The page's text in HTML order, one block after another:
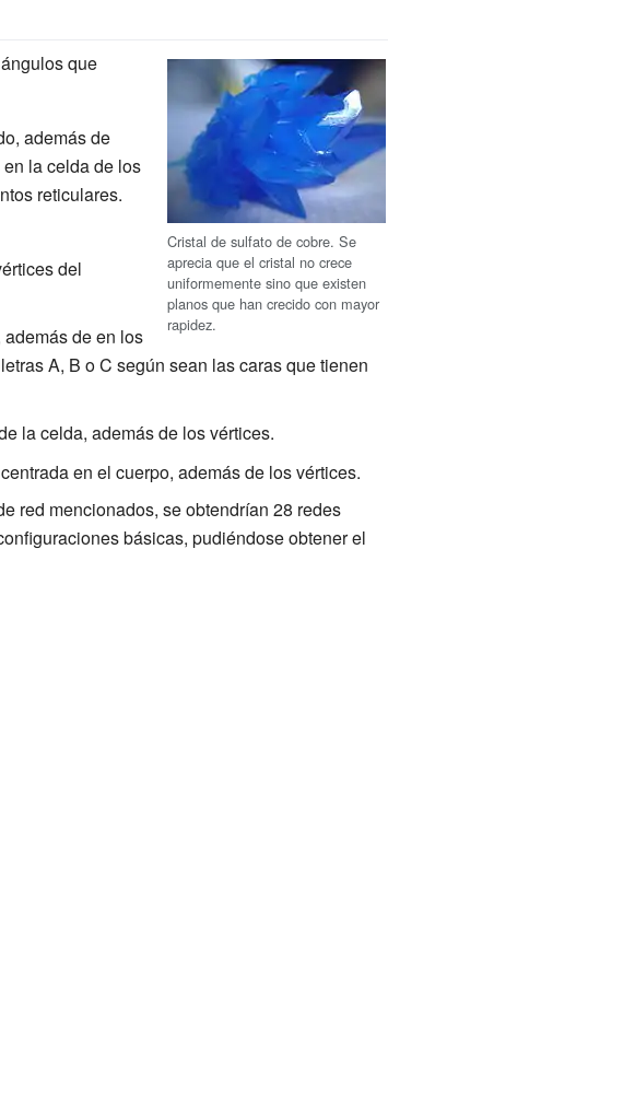
Cristal de sulfato de cobre. Se
aprecia que el cristal no crece
uniformemente sino que existen
planos que han crecido con mayor
rapidez.
que
además de
la celda de los
reticulares.
del
de en los
A, B o C según sean las caras que tienen
la celda, además de los vértices.
en el cuerpo, además de los vértices.
red mencionados, se obtendrían 28 redes
básicas, pudiéndose obtener el